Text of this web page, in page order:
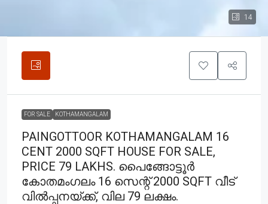
14
FOR SALE KOTHAMANGALAM
PAINGOTTOOR KOTHAMANGALAM 16
CENT 2000 SQFT HOUSE FOR SALE,
PRICE 79 LAKHS. പൈങ്ങോട്ടൂർ
കോതമംഗലം 16 സെന്റ് 2000 SQFT വീട്
വിൽപ്പനയ്ക്ക്, വില 79 ലക്ഷം.